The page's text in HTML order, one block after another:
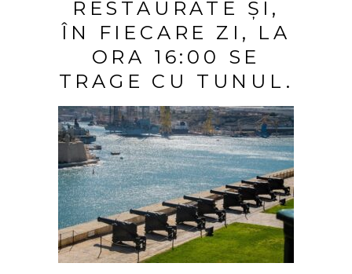
RESTAURATE ȘI,
ÎN FIECARE ZI, LA
ORA 16:00 SE
TRAGE CU TUNUL.